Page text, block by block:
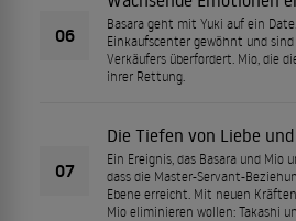
06
Basara geht mit Yuki auf ein
Einkaufscenter gewöhnt und
Verkäufers überfordert. Mio, die
ihrer Rettung.
07
Die Tiefen von Liebe und
Ein Ereignis, das Basara und Mio
dass die Master-Servant-
Ebene erreicht. Mit neuen
Mio eliminieren wollen: Takashi